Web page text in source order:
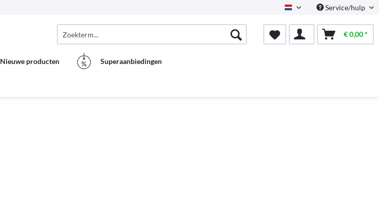
Dutch Service/hulp
€ 0,00 *
Nieuwe producten Superaanbiedingen